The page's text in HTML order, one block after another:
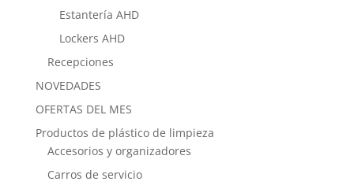
Estantería AHD
Lockers AHD
Recepciones
NOVEDADES
OFERTAS DEL MES
Productos de plástico de limpieza
Accesorios y organizadores
Carros de servicio